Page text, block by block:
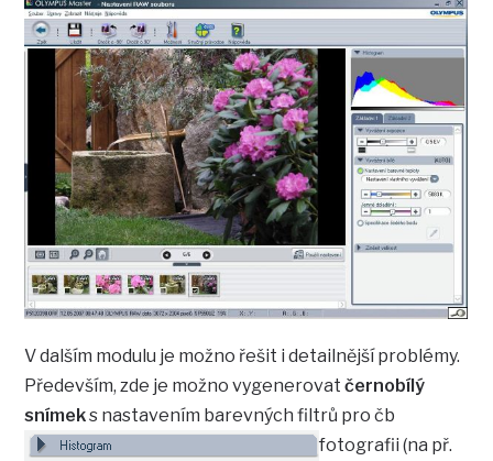
V dalším modulu je možno řešit i detailnější problémy.
Především, zde je možno vygenerovatčernobílý
snímeks nastavením barevných filtrů pročb
fotografii (na př.